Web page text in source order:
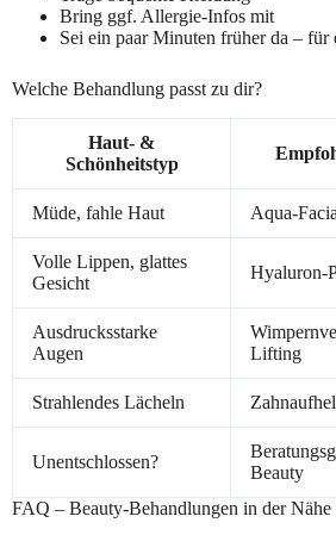
Bring ggf. Allergie-Infos mit
Sei ein paar Minuten früher da – für
Welche Behandlung passt zu dir?
Haut- &
Schönheitstyp
Müde, fahle Haut Aqua-
Volle Lippen, glattes
Gesicht
Hyaluron-
Ausdrucksstarke
Augen
Lifting
Strahlendes Lächeln
Unentschlossen?
Beauty
FAQ – Beauty-Behandlungen in der